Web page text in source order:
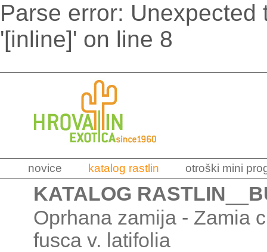
Parse error:
'[inline]' on line 8
novice katalog rastlin otroški mini
KATALOG RASTLIN
Oprhana zamija - Zamia
fusca v. latifolia